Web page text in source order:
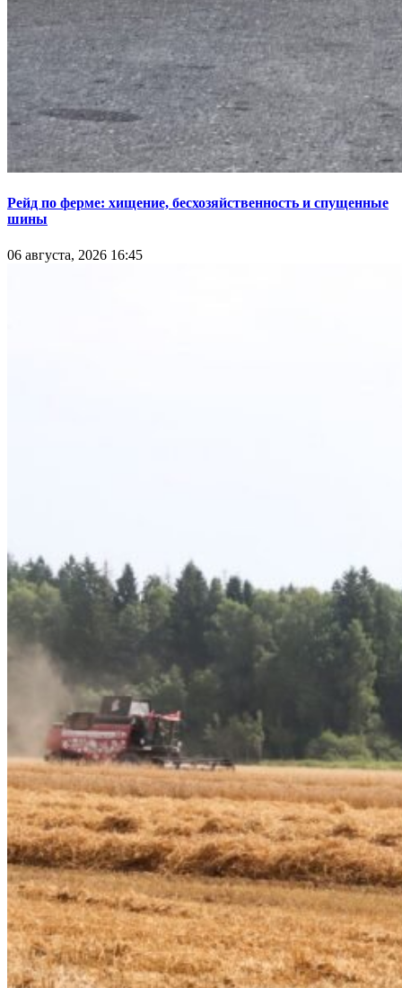
Рейд по ферме: хищение, бесхозяйственность и спущенные
шины
06 августа, 2026 16:45